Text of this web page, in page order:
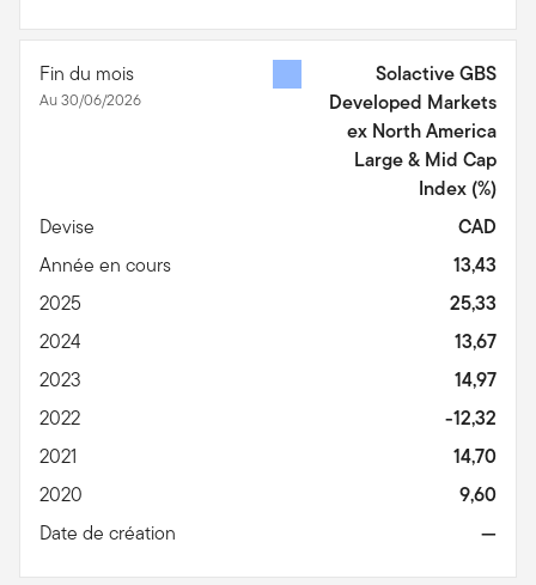
Fin du mois
Au 30/06/2026
Solactive GBS
Developed Markets
ex North America
Large & Mid Cap
Index (%)
Devise
CAD
Année en cours
13,43
2025
25,33
2024
13,67
2023
14,97
2022
-12,32
2021
14,70
2020
9,60
Date de création
—